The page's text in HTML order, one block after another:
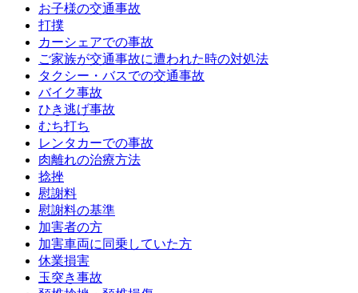
お子様の交通事故
打撲
カーシェアでの事故
ご家族が交通事故に遭われた時の対処法
タクシー・バスでの交通事故
バイク事故
ひき逃げ事故
むち打ち
レンタカーでの事故
肉離れの治療方法
捻挫
慰謝料
慰謝料の基準
加害者の方
加害車両に同乗していた方
休業損害
玉突き事故